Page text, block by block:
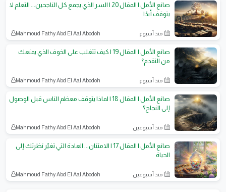
صانع الأمل | المقال 20 | السر الذي يجمع كل الناجحين... التعلم لا
يتوقف أبدًا
منذ أسبوع Mahmoud Fathy Abd El Aal Abodoh
صانع الأمل | المقال 19 | كيف تتغلب على الخوف الذي يمنعك
من التقدم؟
منذ أسبوع Mahmoud Fathy Abd El Aal Abodoh
صانع الأمل | المقال 18 | لماذا يتوقف معظم الناس قبل الوصول
إلى النجاح؟
منذ أسبوعين Mahmoud Fathy Abd El Aal Abodoh
صانع الأمل | المقال 17 | الامتنان... العادة التي تغيّر نظرتك إلى
الحياة
منذ أسبوعين Mahmoud Fathy Abd El Aal Abodoh